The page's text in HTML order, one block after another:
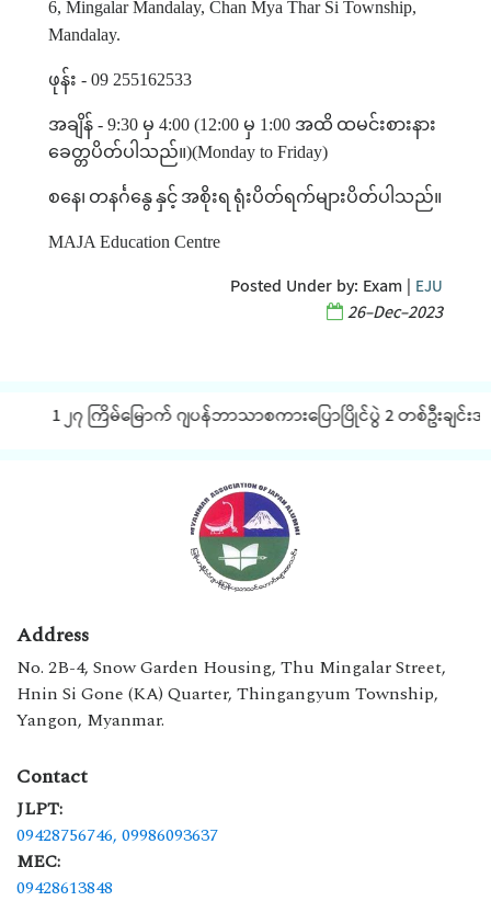
6, Mingalar Mandalay, Chan Mya Thar Si Township,
Mandalay.
ဖုန်း - 09 255162533
အချိန် - 9:30 မှ 4:00 (12:00 မှ 1:00 အထိ ထမင်းစားနား
ခေတ္တပိတ်ပါသည်။)(Monday to Friday)
စနေ၊ တနင်္ဂနွေ နှင့် အစိုးရ ရုံးပိတ်ရက်များပိတ်ပါသည်။
MAJA Education Centre
Posted Under by: Exam| EJU
26-Dec-2023
1 ၂၇ ကြိမ်မြောက် ဂျပန်ဘာသာစကားပြောပြိုင်ပွဲ 2 တစ်ဦးချင်း
Address
No. 2B-4, Snow Garden Housing, Thu Mingalar Street,
Hnin Si Gone (KA) Quarter, Thingangyum Township,
Yangon, Myanmar.
Contact
JLPT:
09428756746, 09986093637
MEC:
09428613848